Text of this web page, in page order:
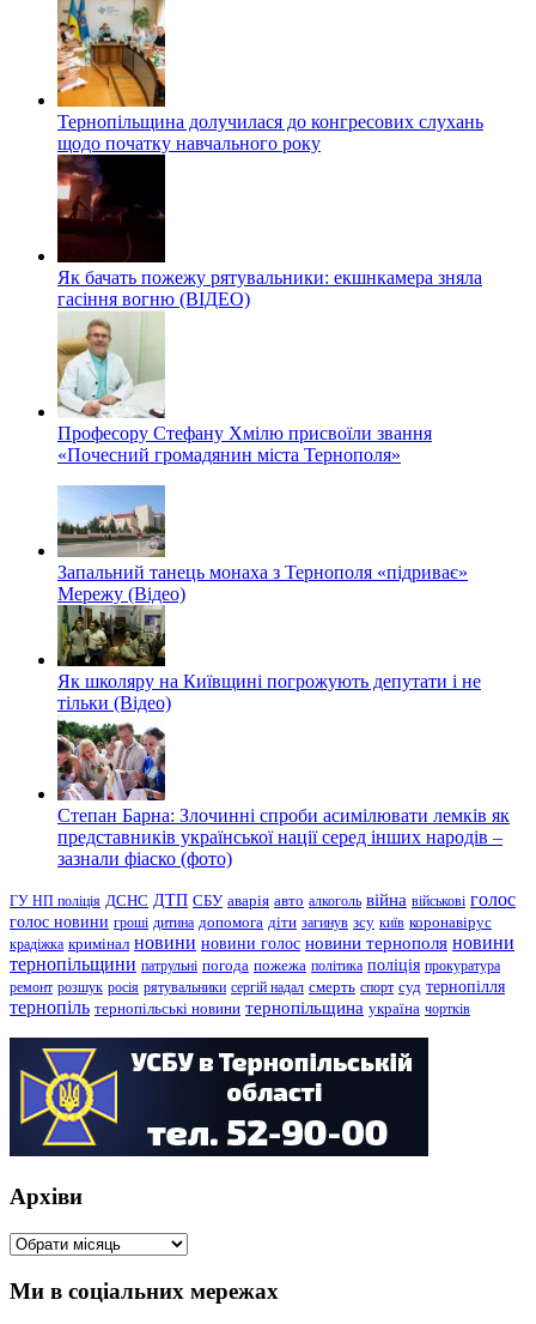
Тернопільщина долучилася до конгресових слухань
щодо початку навчального року
Як бачать пожежу рятувальники: екшнкамера зняла
гасіння вогню (ВІДЕО)
Професору Стефану Хмілю присвоїли звання
«Почесний громадянин міста Тернополя»
Запальний танець монаха з Тернополя «підриває»
Мережу (Відео)
Як школяру на Київщині погрожують депутати і не
тільки (Відео)
Степан Барна: Злочинні спроби асимілювати лемків як
представників української нації серед інших народів –
зазнали фіаско (фото)
ГУ НП поліція ДСНС ДТП СБУ аварія авто алкоголь війна військові голос
голос новини гроші дитина допомога діти загинув зсу київ коронавірус
крадіжка кримінал новини новини голос новини тернополя новини
тернопільщини патрульні погода пожежа політика поліція прокуратура
ремонт розшук росія рятувальники сергій надал смерть спорт суд тернопілля
тернопіль тернопільські новини тернопільщина україна чортків
Архіви
Архіви
Ми в соціальних мережах